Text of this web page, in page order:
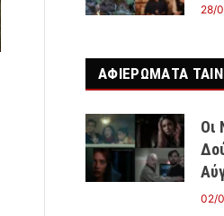
28/
ΑΦΙΕΡΩΜΑΤΑ
Οι
02/